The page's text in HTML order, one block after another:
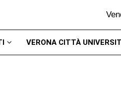
VERONA CITTÀ